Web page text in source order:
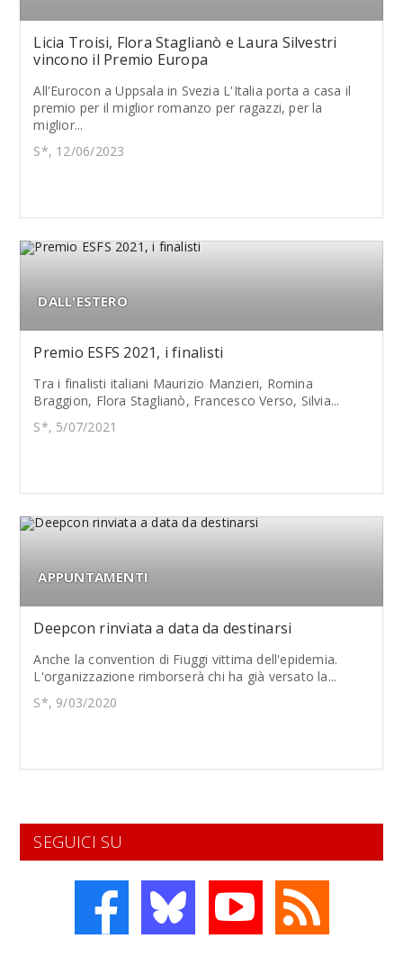
Licia Troisi, Flora Staglianò e Laura Silvestri
vincono il Premio Europa
All'Eurocon a Uppsala in Svezia L'Italia porta a casa il
premio per il miglior romanzo per ragazzi, per la
miglior...
S*, 12/06/2023
DALL'ESTERO
Premio ESFS 2021, i finalisti
Tra i finalisti italiani Maurizio Manzieri, Romina
Braggion, Flora Staglianò, Francesco Verso, Silvia...
S*, 5/07/2021
APPUNTAMENTI
Deepcon rinviata a data da destinarsi
Anche la convention di Fiuggi vittima dell'epidemia.
L'organizzazione rimborserà chi ha già versato la...
S*, 9/03/2020
SEGUICI SU